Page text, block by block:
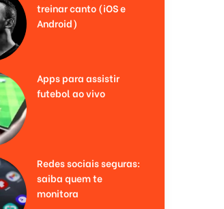
treinar canto (iOS e
Android)
Apps para assistir
futebol ao vivo
Redes sociais seguras:
saiba quem te
monitora